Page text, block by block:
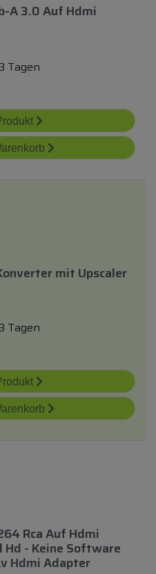
A 3.0 Auf Hdmi
Tagen
mit Upscaler
Tagen
Rca Auf Hdmi
- Keine Software
Hdmi Adapter